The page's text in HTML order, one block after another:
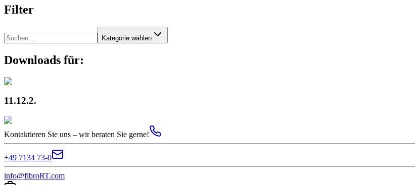
Filter
Kategorie wählen
Downloads für:
11.12.2.
Kontaktieren Sie uns – wir beraten Sie gerne!
+49 7134 73-0
info@fibroRT.com